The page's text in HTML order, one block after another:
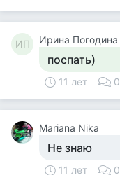
ИП Ирина Погодина
поспать)
11 лет 0
Mariana Nika
Не знаю
11 лет 0